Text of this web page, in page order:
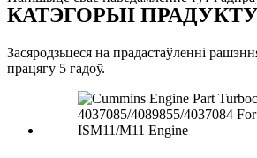
КАТЭГОРЫІ
Засяродзьцеся на прадастаўленні
працягу 5 гадоў.